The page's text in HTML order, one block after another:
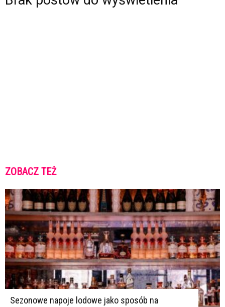
ZOBACZ TEŻ
Sezonowe napoje lodowe jako sposób na